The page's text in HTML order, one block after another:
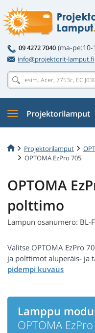
09 4272 7040 (ma-pe:10-
info@projektorit-lamput.fi
Projektorilamput
Projektorilamput
OPTOMA EzPro 705
OPTOMA
polttimo
Lampun osanumero: BL-
Valitse OPTOMA EzPro
ja polttimot aluperäis- ja
Lamppu
OPTOMA